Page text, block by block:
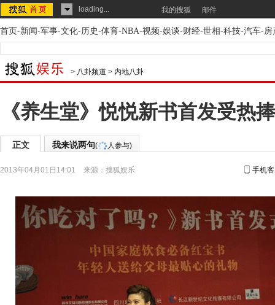
loading... 我的搜狐 邮件
首页-新闻-军事-文化-历史-体育-NBA-视频-娱谈-财经-世相-科技-汽车-房
> 八卦频道 > 内地八卦
《养生堂》悦悦新书首发受热
正文 我来说两句( 人参与)
2013年04月01日14:01 来源： 搜狐娱乐 手机